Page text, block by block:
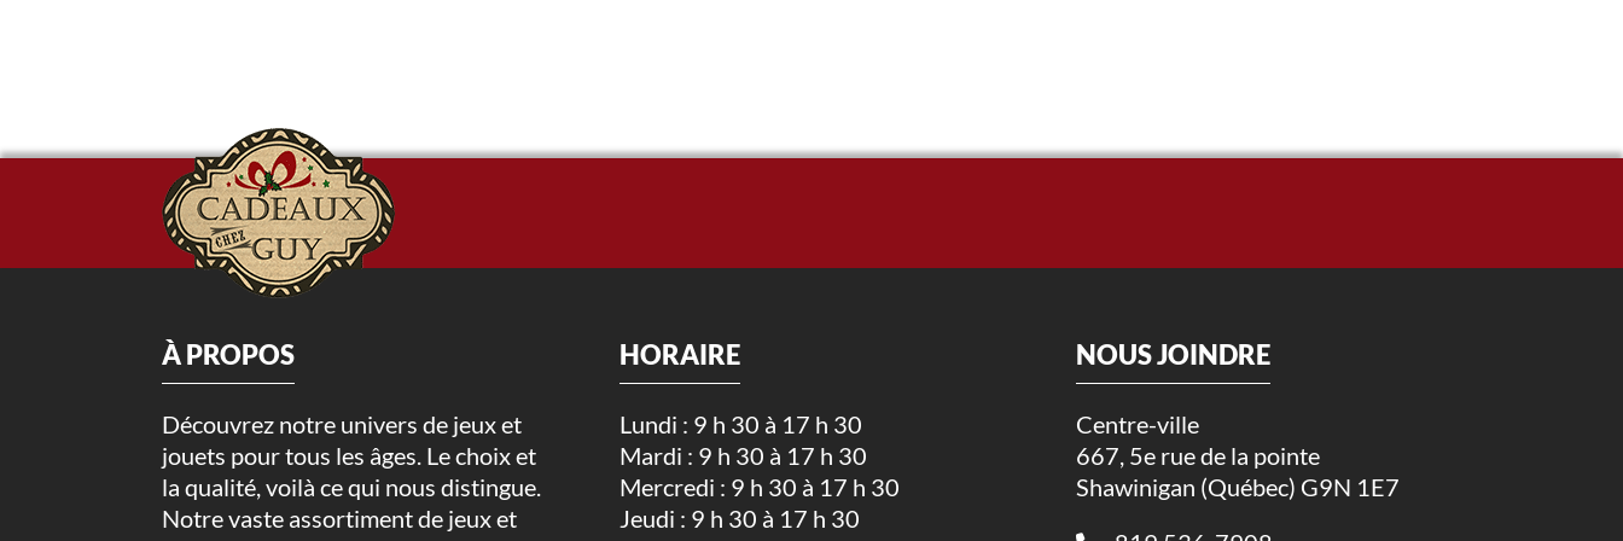
À PROPOS
Découvrez notre univers de jeux et
jouets pour tous les âges. Le choix et
la qualité, voilà ce qui nous distingue.
Notre vaste assortiment de jeux et
HORAIRE
Lundi : 9 h 30 à 17 h 30
Mardi : 9 h 30 à 17 h 30
Mercredi : 9 h 30 à 17 h 30
Jeudi : 9 h 30 à 17 h 30
NOUS JOINDRE
Centre-ville
667, 5e rue de la pointe
Shawinigan (Québec) G9N 1E7